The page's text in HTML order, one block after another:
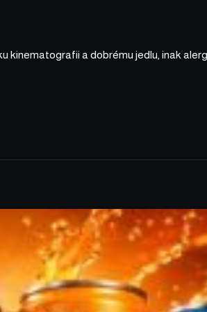
kinematografii a dobrému jedlu, inak